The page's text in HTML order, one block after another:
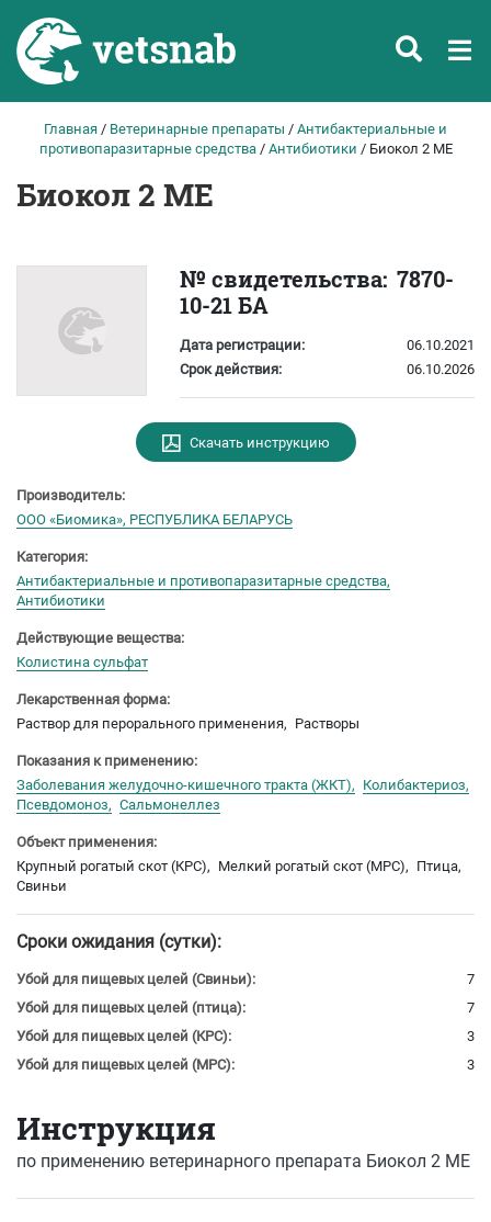
Главная / Ветеринарные препараты / Антибактериальные и
противопаразитарные средства/ Антибиотики / Биокол 2 МЕ
Биокол 2 МЕ
№ свидетельства: 7870-
10-21 БА
Дата регистрации:
06.10.2021
Срок действия:
06.10.2026
Скачать инструкцию
Производитель:
ООО «Биомика», РЕСПУБЛИКА БЕЛАРУСЬ
Категория:
Антибактериальные и противопаразитарные средства
Антибиотики
Действующие вещества:
Колистина сульфат
Лекарственная форма:
Раствор для перорального применения
Растворы
Показания к применению:
Заболевания желудочно-кишечного тракта (ЖКТ)
Колибактериоз
Псевдомоноз
Сальмонеллез
Объект применения:
Крупный рогатый скот (КРС)
Мелкий рогатый скот (МРС)
Птица
Свиньи
Сроки ожидания (сутки):
Убой для пищевых целей (Свиньи):
7
Убой для пищевых целей (птица):
7
Убой для пищевых целей (КРС):
3
Убой для пищевых целей (МРС):
3
Инструкция
по применению ветеринарного препарата Биокол 2 МЕ